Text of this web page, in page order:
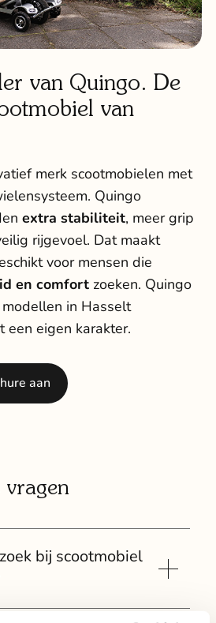
van Quingo. De
van
merk scootmobielen met
Quingo
extra stabiliteit, meer grip
rijgevoel. Dat maakt
voor mensen die
en comfort zoeken. Quingo
in Hasselt
een eigen karakter.
aan
vragen
bij scootmobiel
een persoonlijk gesprek